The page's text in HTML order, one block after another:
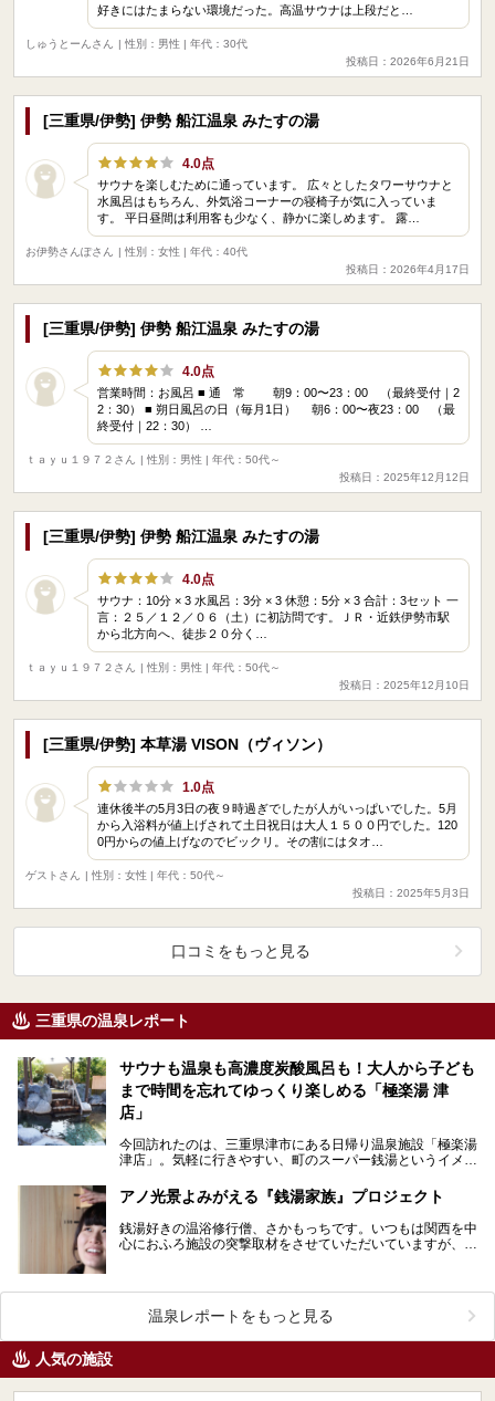
好きにはたまらない環境だった。高温サウナは上段だと…
しゅうとーんさん
| 性別：男性 | 年代：30代
投稿日：2026年6月21日
[三重県/伊勢] 伊勢 船江温泉 みたすの湯
4.0点
サウナを楽しむために通っています。 広々としたタワーサウナと
水風呂はもちろん、外気浴コーナーの寝椅子が気に入っていま
す。 平日昼間は利用客も少なく、静かに楽しめます。 露…
お伊勢さんぽさん
| 性別：女性 | 年代：40代
投稿日：2026年4月17日
[三重県/伊勢] 伊勢 船江温泉 みたすの湯
4.0点
営業時間：お風呂 ■ 通 常 朝9：00〜23：00 （最終受付｜2
2：30） ■ 朔日風呂の日（毎月1日） 朝6：00〜夜23：00 （最
終受付｜22：30） …
ｔａｙｕ１９７２さん
| 性別：男性 | 年代：50代～
投稿日：2025年12月12日
[三重県/伊勢] 伊勢 船江温泉 みたすの湯
4.0点
サウナ：10分 × 3 水風呂：3分 × 3 休憩：5分 × 3 合計：3セット 一
言：２５／１２／０６（土）に初訪問です。ＪＲ・近鉄伊勢市駅
から北方向へ、徒歩２０分く…
ｔａｙｕ１９７２さん
| 性別：男性 | 年代：50代～
投稿日：2025年12月10日
[三重県/伊勢] 本草湯 VISON（ヴィソン）
1.0点
連休後半の5月3日の夜９時過ぎでしたが人がいっぱいでした。5月
から入浴料が値上げされて土日祝日は大人１５００円でした。120
0円からの値上げなのでビックリ。その割にはタオ…
ゲストさん
| 性別：女性 | 年代：50代～
投稿日：2025年5月3日
口コミをもっと見る
三重県の温泉レポート
サウナも温泉も高濃度炭酸風呂も！大人から子ども
まで時間を忘れてゆっくり楽しめる「極楽湯 津
店」
今回訪れたのは、三重県津市にある日帰り温泉施設「極楽湯
津店」。気軽に行きやすい、町のスーパー銭湯というイメー
アノ光景よみがえる『銭湯家族』プロジェクト
銭湯好きの温浴修行僧、さかもっちです。いつもは関西を中
心におふろ施設の突撃取材をさせていただいていますが、今
温泉レポートをもっと見る
人気の施設